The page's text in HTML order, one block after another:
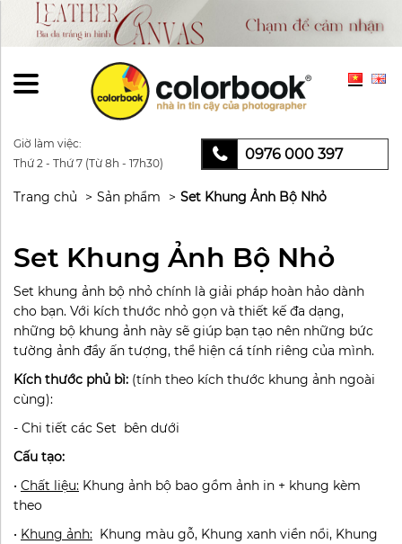
Giờ làm việc:
Thứ 2 - Thứ 7 (Từ 8h - 17h30)
0976 000 397
Trang chủ Sản phẩm Set Khung Ảnh Bộ Nhỏ
Set Khung Ảnh Bộ Nhỏ
Set khung ảnh bộ nhỏ chính là giải pháp hoàn hảo dành
cho bạn. Với kích thước nhỏ gọn và thiết kế đa dạng,
những bộ khung ảnh này sẽ giúp bạn tạo nên những bức
tường ảnh đầy ấn tượng, thể hiện cá tính riêng của mình.
Kích thước phủ bì: (tính theo kích thước khung ảnh ngoài
cùng):
- Chi tiết các Set bên dưới
Cấu tạo:
• Chất liệu: Khung ảnh bộ bao gồm ảnh in + khung kèm
theo
• Khung ảnh: Khung màu gỗ, Khung xanh viền nổi, Khung